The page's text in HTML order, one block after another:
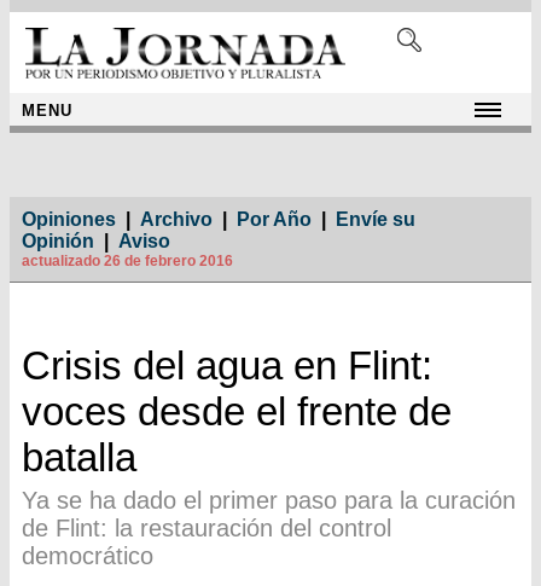
MENU
Opiniones Archivo Por Año
Envíe su
Opinión
Aviso
actualizado 26 de febrero 2016
Crisis del agua en Flint:
voces desde el frente de
batalla
Ya se ha dado el primer paso para la curación
de Flint: la restauración del control
democrático